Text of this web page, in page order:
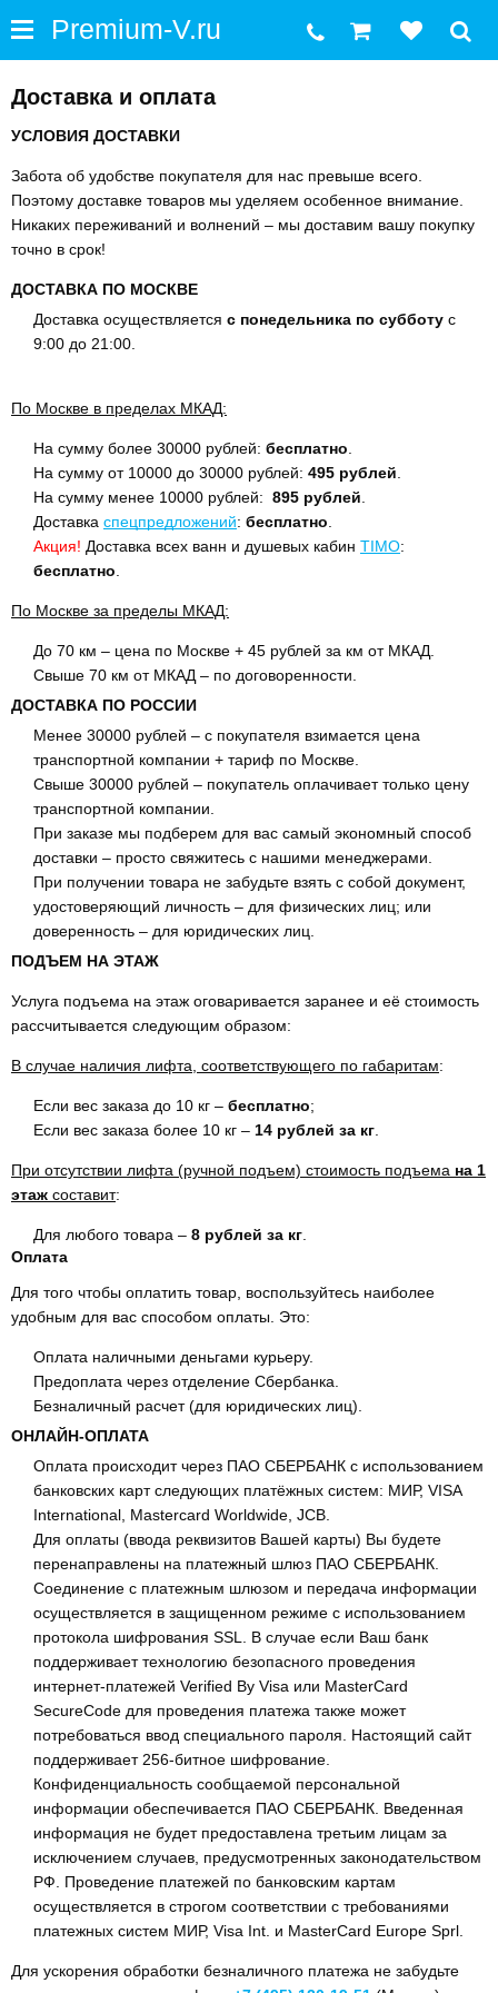
Доставка и оплата
УСЛОВИЯ ДОСТАВКИ
Забота об удобстве покупателя для нас превыше всего.
Поэтому доставке товаров мы уделяем особенное внимание.
Никаких переживаний и волнений – мы доставим вашу покупку
точно в срок!
ДОСТАВКА ПО МОСКВЕ
Доставка осуществляется с понедельника по субботу с
9:00 до 21:00.
По Москве в пределах МКАД:
На сумму более 30000 рублей: бесплатно
На сумму от 10000 до 30000 рублей: 495 рублей
На сумму менее 10000 рублей: 895 рублей
Доставка спецпредложений: бесплатно
Акция! Доставка всех ванн и душевых кабин TIMO:
бесплатно
По Москве за пределы МКАД:
До 70 км – цена по Москве + 45 рублей за км от МКАД.
Свыше 70 км от МКАД – по договоренности.
ДОСТАВКА ПО РОССИИ
Менее 30000 рублей – с покупателя взимается цена
транспортной компании + тариф по Москве.
Свыше 30000 рублей – покупатель оплачивает только цену
транспортной компании.
При заказе мы подберем для вас самый экономный способ
доставки – просто свяжитесь с нашими менеджерами.
При получении товара не забудьте взять с собой документ,
удостоверяющий личность – для физических лиц; или
доверенность – для юридических лиц.
ПОДЪЕМ НА ЭТАЖ
Услуга подъема на этаж оговаривается заранее и её стоимость
рассчитывается следующим образом:
В случае наличия лифта, соответствующего по габаритам:
Если вес заказа до 10 кг – бесплатно;
Если вес заказа более 10 кг – 14 рублей за кг
При отсутствии лифта (ручной подъем) стоимость подъема на 1
этаж составит:
Для любого товара – 8 рублей за кг
Оплата
Для того чтобы оплатить товар, воспользуйтесь наиболее
удобным для вас способом оплаты. Это:
Оплата наличными деньгами курьеру.
Предоплата через отделение Сбербанка.
Безналичный расчет (для юридических лиц).
ОНЛАЙН-ОПЛАТА
Оплата происходит через ПАО СБЕРБАНК с использованием
банковских карт следующих платёжных систем: МИР, VISA
International, Mastercard Worldwide, JCB.
Для оплаты (ввода реквизитов Вашей карты) Вы будете
перенаправлены на платежный шлюз ПАО СБЕРБАНК.
Соединение с платежным шлюзом и передача информации
осуществляется в защищенном режиме с использованием
протокола шифрования SSL. В случае если Ваш банк
поддерживает технологию безопасного проведения
интернет-платежей Verified By Visa или MasterCard
SecureCode для проведения платежа также может
потребоваться ввод специального пароля. Настоящий сайт
поддерживает 256-битное шифрование.
Конфиденциальность сообщаемой персональной
информации обеспечивается ПАО СБЕРБАНК. Введенная
информация не будет предоставлена третьим лицам за
исключением случаев, предусмотренных законодательством
РФ. Проведение платежей по банковским картам
осуществляется в строгом соответствии с требованиями
платежных систем МИР, Visa Int. и MasterCard Europe Sprl.
Для ускорения обработки безналичного платежа не забудьте